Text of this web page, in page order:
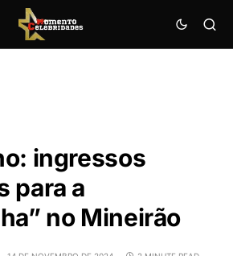
ingressos
para a
no Mineirão